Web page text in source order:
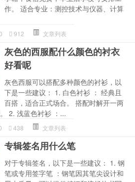
作。 适合专业：测控技术与仪器、计算
912 文章列表
灰色的西服配什么颜色的衬衣
好看呢
灰色西服可以搭配多种颜色的衬衫，以
下是一些建议： 1. 白色衬衫 ： 经典且
百搭，适合正式场合。 搭配时解开一两
2. 浅蓝色衬衫 ：...
438 文章列表
专辑签名用什么笔
对于专辑签名，以下是一些建议： 1. 钢
笔或专用签字笔 ：钢笔因其笔尖设计和